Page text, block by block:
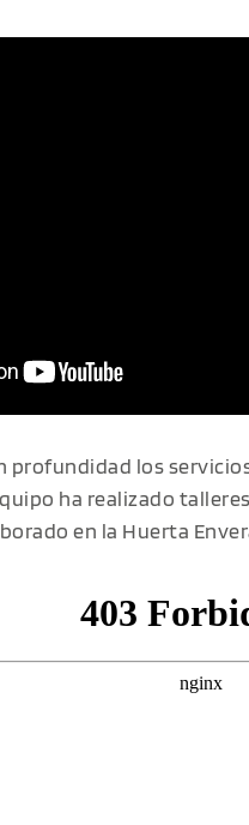
profundidad los
ha realizado
en la Huerta